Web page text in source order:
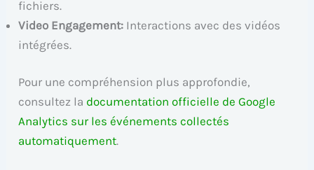
fichiers.
Video Engagement: Interactions avec des vidéos
intégrées.
Pour une compréhension plus approfondie,
consultez la documentation officielle de Google
Analytics sur les événements collectés
automatiquement.